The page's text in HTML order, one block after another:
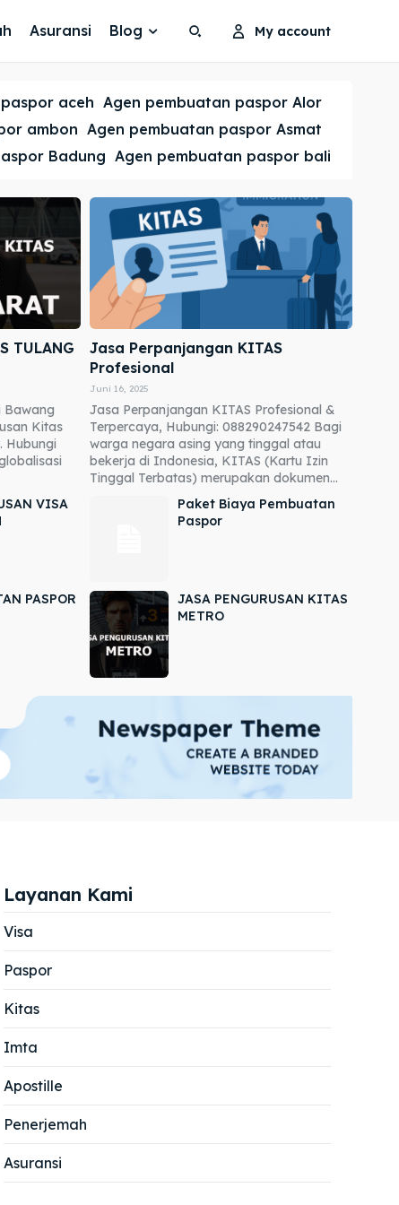
Cari
Cari
Asuransi Blog My account
aceh Agen pembuatan paspor Alor
ambon Agen pembuatan paspor Asmat
Badung Agen pembuatan paspor bali
TULANG
Bawang
Kitas
Hubungi
Jasa Perpanjangan KITAS
Profesional
Juni 16, 2025
Jasa Perpanjangan KITAS Profesional &
Terpercaya, Hubungi: 088290247542 Bagi
warga negara asing yang tinggal atau
bekerja di Indonesia, KITAS (Kartu Izin
Tinggal Terbatas) merupakan dokumen...
VISA
Paket Biaya Pembuatan
Paspor
PASPOR
JASA PENGURUSAN KITAS
METRO
Layanan Kami
Visa
Paspor
Kitas
Imta
Apostille
Penerjemah
Asuransi